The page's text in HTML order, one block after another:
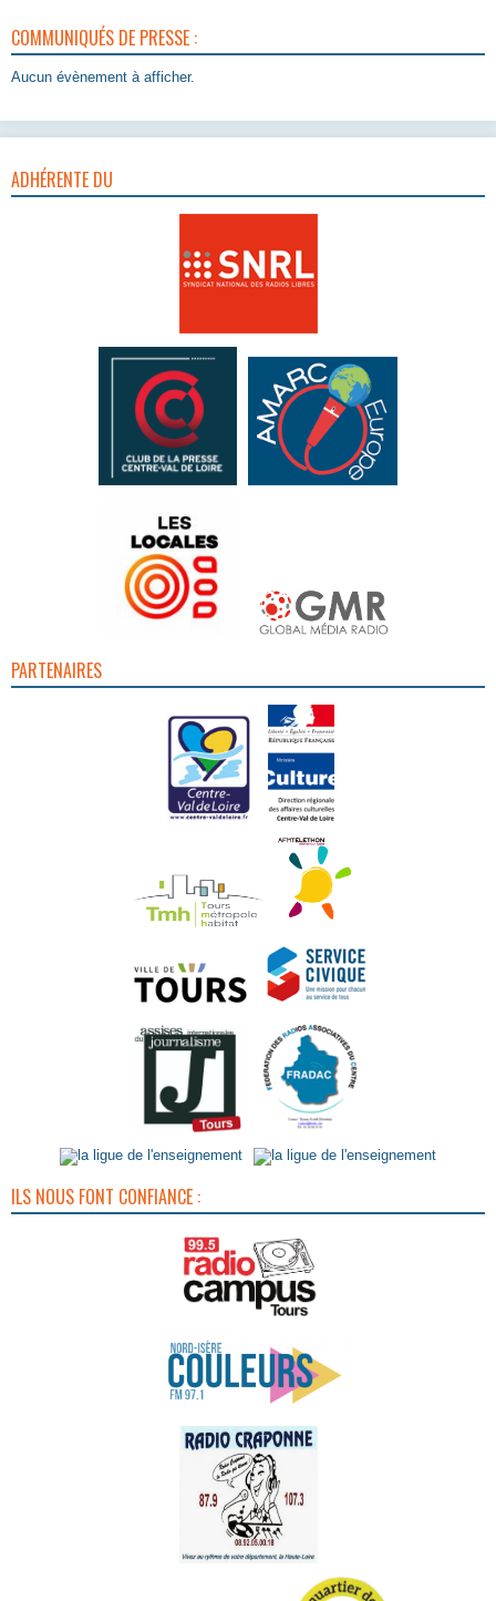
COMMUNIQUÉS DE PRESSE :
Aucun évènement à afficher.
ADHÉRENTE DU
PARTENAIRES
ILS NOUS FONT CONFIANCE :